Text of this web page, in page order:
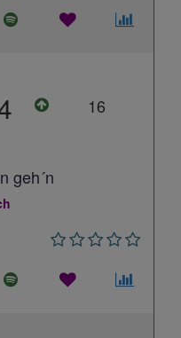
16
geh´n